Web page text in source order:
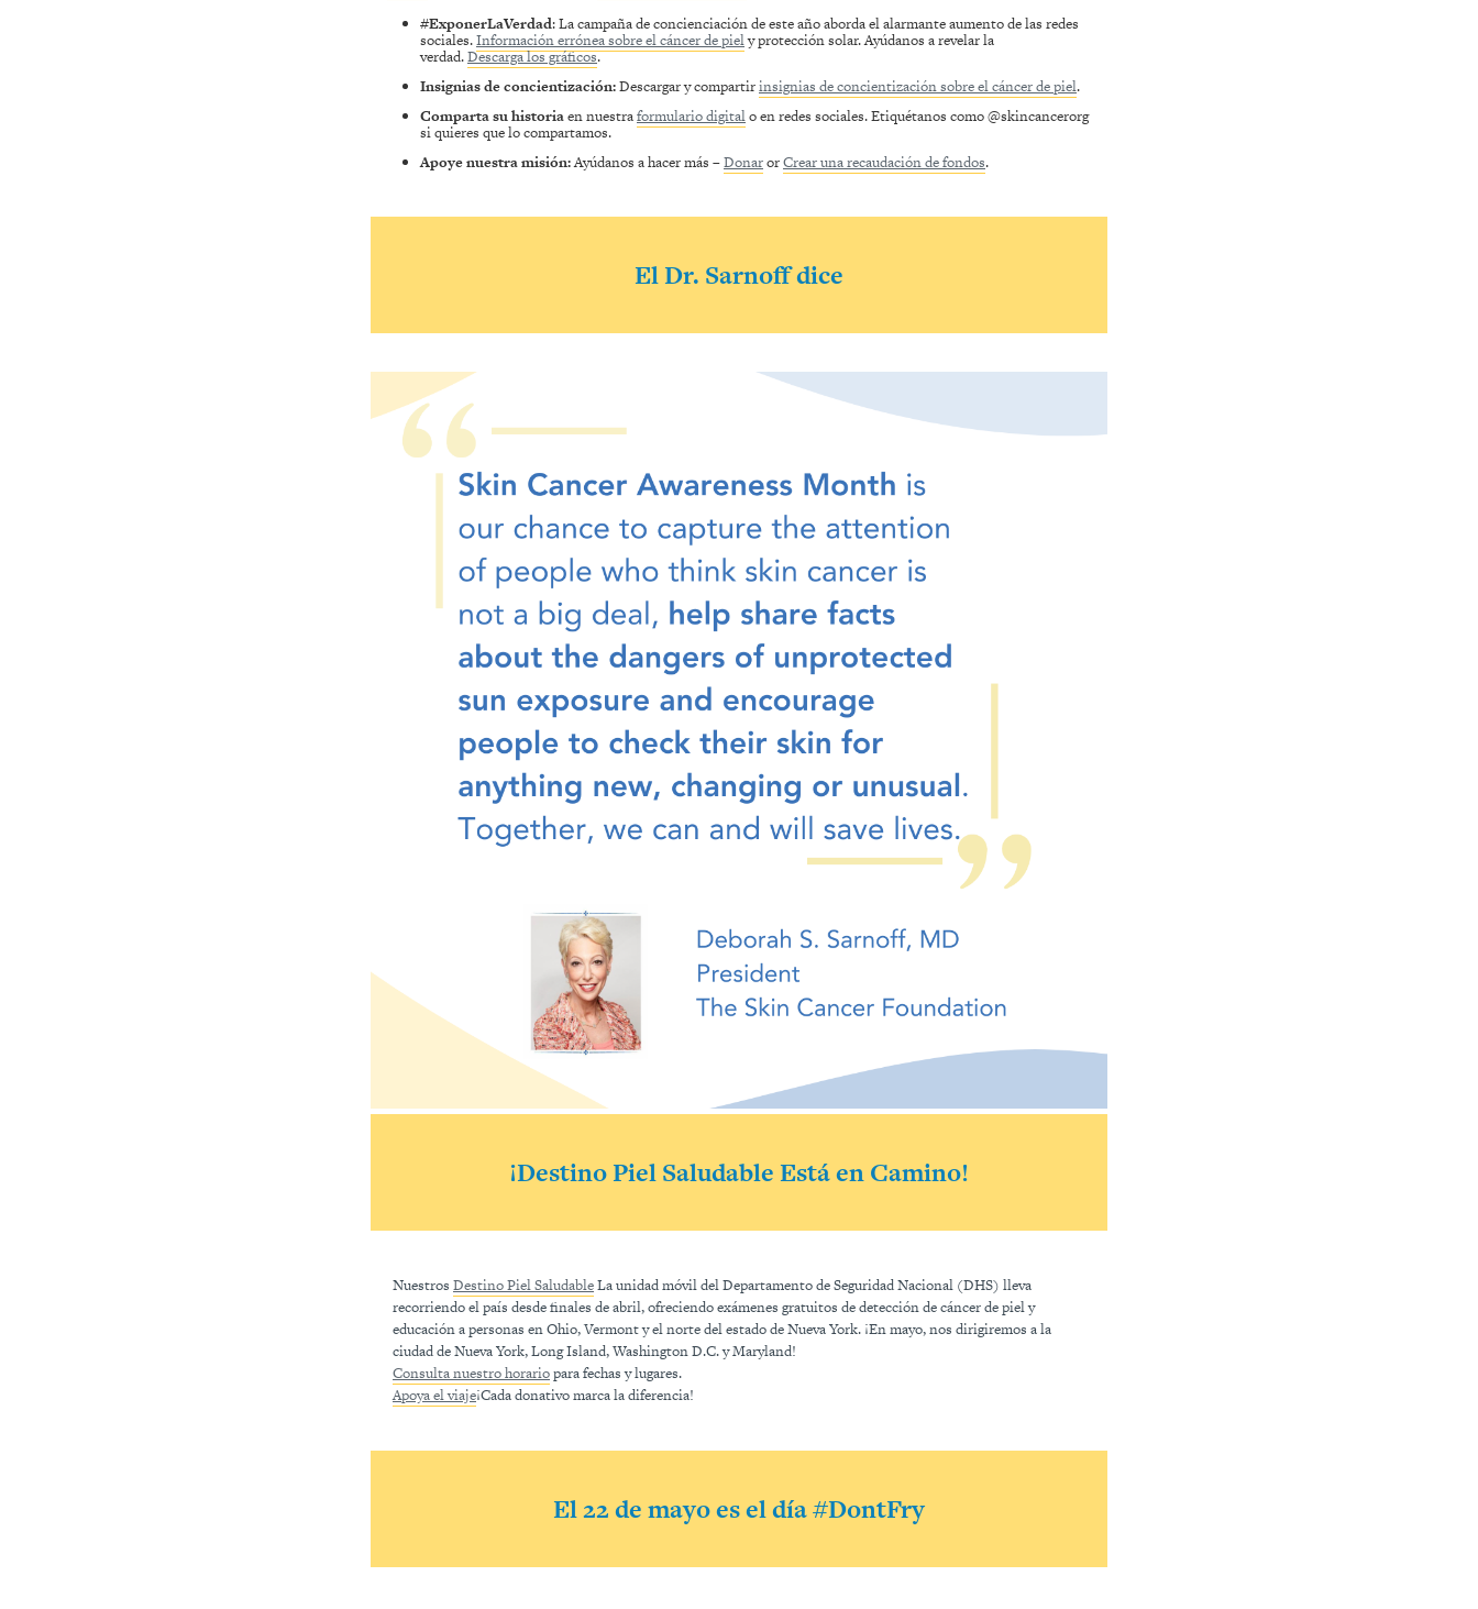
#ExponerLaVerdad: La campaña de concienciación de este año aborda el alarmante aumento de las redes
sociales.Información errónea sobre el cáncer de piely protección solar. Ayúdanos a revelar la
verdad.Descarga los gráficos.
Insignias de concientización:Descargar y compartirinsignias de concientización sobre el cáncer de piel.
Comparta su historiaen nuestraformulario digitalo en redes sociales. Etiquétanos como @skincancerorg
si quieres que lo compartamos.
Apoye nuestra misión:Ayúdanos a hacer más –DonarorCrear una recaudación de fondos.
El Dr. Sarnoff dice
¡Destino Piel Saludable Está en Camino!
Nuestros Destino Piel SaludableLa unidad móvil del Departamento de Seguridad Nacional (DHS) lleva
recorriendo el país desde finales de abril, ofreciendo exámenes gratuitos de detección de cáncer de piel y
educación a personas en Ohio, Vermont y el norte del estado de Nueva York. ¡En mayo, nos dirigiremos a la
ciudad de Nueva York, Long Island, Washington D.C. y Maryland!
Consulta nuestro horariopara fechas y lugares.
Apoya el viaje¡Cada donativo marca la diferencia!
El 22 de mayo es el día #DontFry